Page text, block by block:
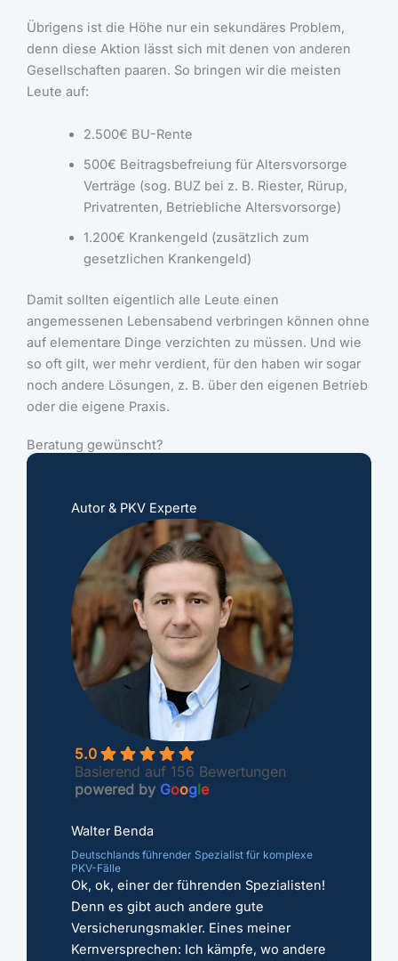
Übrigens ist die Höhe nur ein sekundäres Problem,
denn diese Aktion lässt sich mit denen von anderen
Gesellschaften paaren. So bringen wir die meisten
Leute auf:
2.500€ BU-Rente
500€ Beitragsbefreiung für Altersvorsorge
Verträge (sog. BUZ bei z. B. Riester, Rürup,
Privatrenten, Betriebliche Altersvorsorge)
1.200€ Krankengeld (zusätzlich zum
gesetzlichen Krankengeld)
Damit sollten eigentlich alle Leute einen
angemessenen Lebensabend verbringen können ohne
auf elementare Dinge verzichten zu müssen. Und wie
so oft gilt, wer mehr verdient, für den haben wir sogar
noch andere Lösungen, z. B. über den eigenen Betrieb
oder die eigene Praxis.
Beratung gewünscht?
Autor & PKV Experte
5.0
Basierend auf 156 Bewertungen
powered by Google
Walter Benda
Deutschlands führender Spezialist für komplexe
PKV-Fälle
Ok, ok, einer der führenden Spezialisten!
Denn es gibt auch andere gute
Versicherungsmakler. Eines meiner
Kernversprechen: Ich kämpfe, wo andere